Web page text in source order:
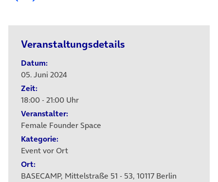
Veranstaltungsdetails
Datum:
05. Juni 2024
Zeit:
18:00 - 21:00 Uhr
Veranstalter:
Female Founder Space
Kategorie:
Event vor Ort
Ort:
BASECAMP, Mittelstraße 51 - 53, 10117 Berlin